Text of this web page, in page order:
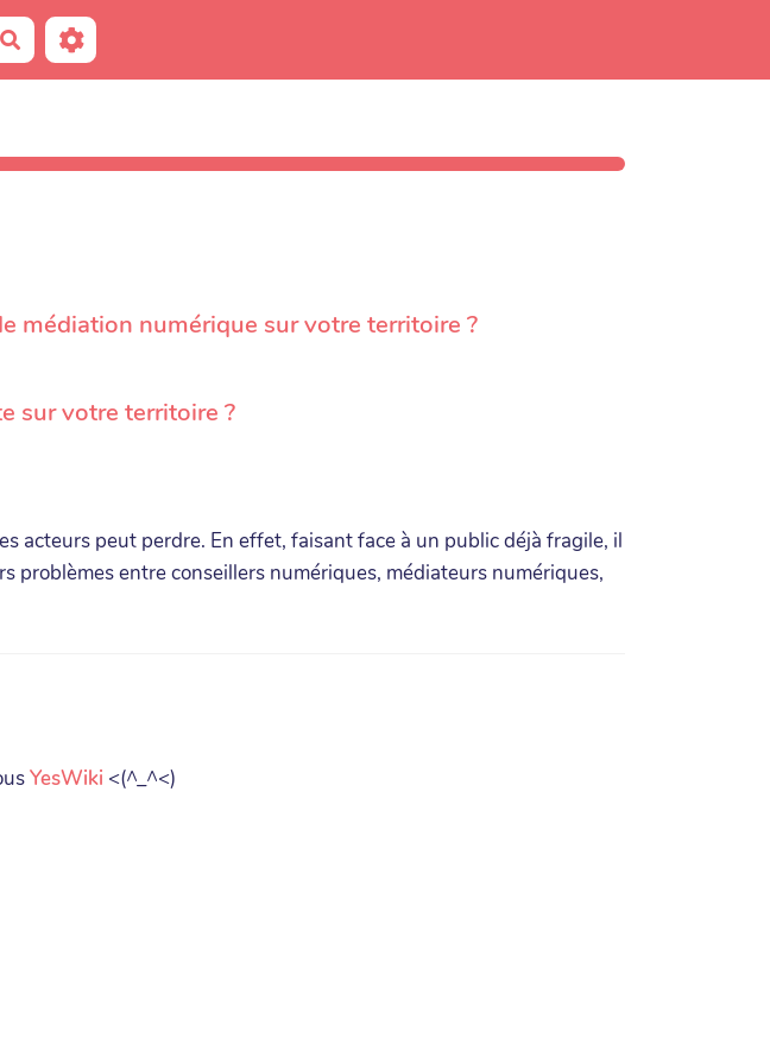
Rechercher
médiation numérique sur votre territoire ?
sur votre territoire ?
acteurs peut perdre. En effet, faisant face à un public déjà fragile, il
problèmes entre conseillers numériques, médiateurs numériques,
YesWiki <(^_^<)